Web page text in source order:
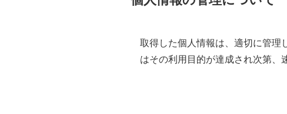
取得した個人情報は、適切に管理
はその利用目的が達成され次第、